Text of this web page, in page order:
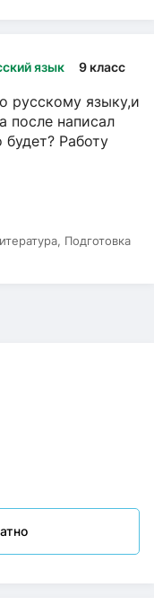
язык 9 класс
русскому языку,и
после написал
Работу
Подготовка